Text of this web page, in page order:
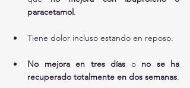
paracetamol.
Tiene dolor incluso estando en reposo.
No mejora en tres días o no se ha
recuperado totalmente en dos semanas.